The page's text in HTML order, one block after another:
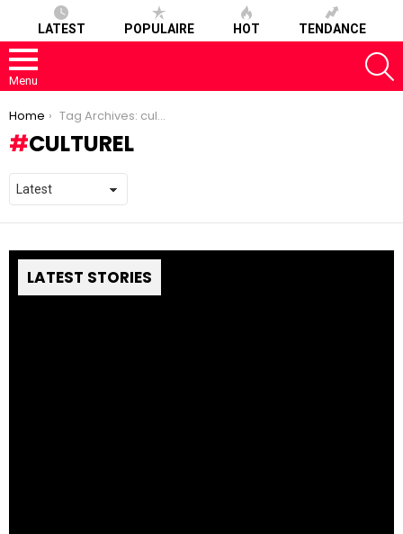
LATEST POPULAIRE HOT TENDANCE
Menu
You are here:
Home Tag Archives: culturel
CULTUREL
LATEST STORIES